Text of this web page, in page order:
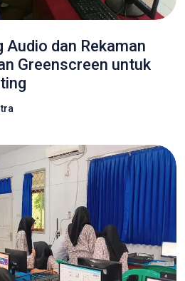
Audio dan Rekaman
Greenscreen untuk